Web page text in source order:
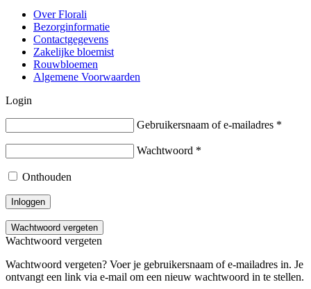
Over Florali
Bezorginformatie
Contactgegevens
Zakelijke bloemist
Rouwbloemen
Algemene Voorwaarden
Login
Gebruikersnaam of e-mailadres *
Wachtwoord *
Onthouden
Inloggen
Wachtwoord vergeten
Wachtwoord vergeten
Wachtwoord vergeten? Voer je gebruikersnaam of e-mailadres in. Je
ontvangt een link via e-mail om een nieuw wachtwoord in te stellen.